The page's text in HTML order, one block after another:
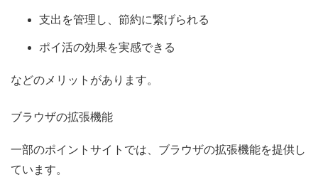
支出を管理し、節約に繋げられる
ポイ活の効果を実感できる
などのメリットがあります。
ブラウザの拡張機能
一部のポイントサイトでは、ブラウザの拡張機能を提供し
ています。